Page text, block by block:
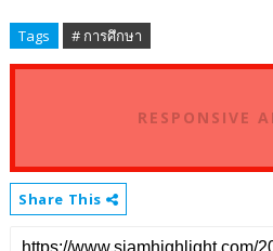
Tags # การศึกษา
RESPONSIVE
Share This